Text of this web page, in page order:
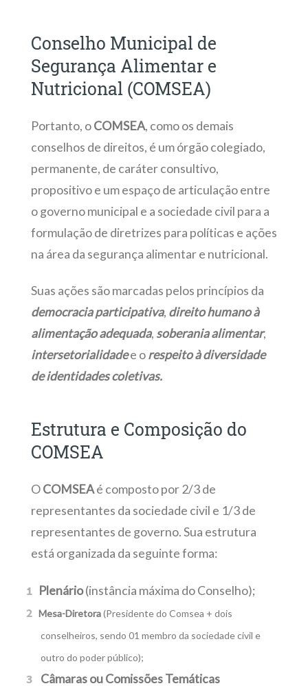
Conselho Municipal de
Segurança Alimentar e
Nutricional (COMSEA)
Portanto, oCOMSEA, como os demais
conselhos de direitos, é um órgão colegiado,
permanente, de caráter consultivo,
propositivo e um espaço de articulação entre
o governo municipal e a sociedade civil para a
formulação de diretrizes para políticas e ações
na área da segurança alimentar e nutricional.
Suas ações são marcadas pelos princípios da
democracia participativa, direito humano à
alimentação adequada, soberania alimentar,
intersetorialidadee orespeito à diversidade
de identidades coletivas.
Estrutura e Composição do
COMSEA
OCOMSEAé composto por 2/3 de
representantes da sociedade civil e 1/3 de
representantes de governo. Sua estrutura
está organizada da seguinte forma:
Plenário(instância máxima do Conselho);
Mesa-Diretora(Presidente do Comsea + dois
conselheiros, sendo 01 membro da sociedade civil e
outro do poder público);
Câmaras ou Comissões Temáticas